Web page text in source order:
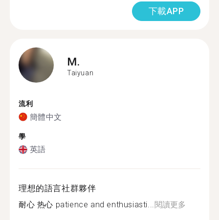
下載APP
M.
Taiyuan
流利
簡體中文
學
英語
理想的語言社群夥伴
耐心 热心 patience and enthusiasti...閱讀更多